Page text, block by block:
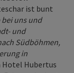
ist bunt
uns und
und
Südböhmen,
in
Hotel Hubertus